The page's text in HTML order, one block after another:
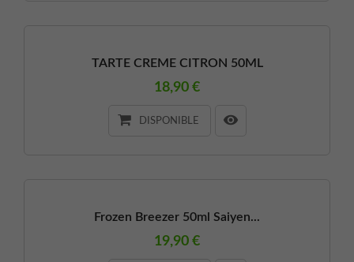
TARTE CREME CITRON 50ML
18,90 €
DISPONIBLE
Frozen Breezer 50ml Saiyen...
19,90 €